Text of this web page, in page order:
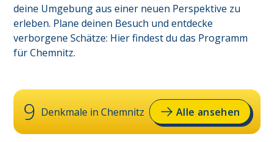
deine Umgebung aus einer neuen Perspektive zu
erleben. Plane deinen Besuch und entdecke
verborgene Schätze: Hier findest du das Programm
für Chemnitz.
9 Denkmale in Chemnitz Alle ansehen